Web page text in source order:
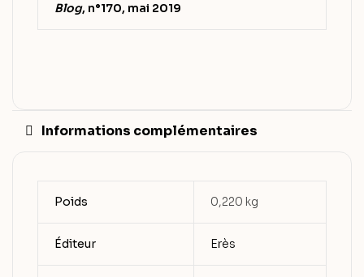
Blog, n°170, mai 2019
Informations complémentaires
Poids 0,220 kg
Éditeur Erès